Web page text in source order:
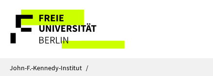
direkt
Inhalt
Service-
Navigation
John-F.-Kennedy-Institut /